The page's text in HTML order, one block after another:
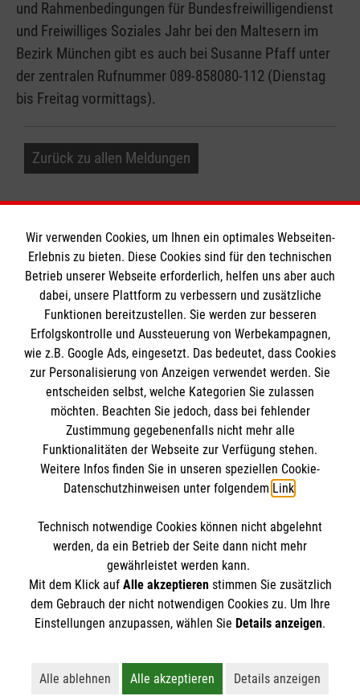
und Rahmenbedingungen für Bundesfreiwilligendienst
und Freiwilliges Soziales Jahr bei den Maltesern im
Bezirk München gibt es auch bei Susanne Pfaff unter
der zentralen Rufnummer 089-858080-112 (Dienstag
bis Freitag vormittags).
Zurück zu allen Meldungen
Informationen
Impressum
Datenschutz
Kontakt
Barrierefreiheit
Die Malteser
Malteser in Deutschland
Malteserorden
Sharepoint
Spendenkonto
Bank:PAX Bank für Kirche und Caritas eG
DE12370601201201213556
BIC: GENODED1PA7
So finden Sie uns
Tölzer Str. 10a
82024 Taufkirchen
Email:einsatzdienst.taufkirchen@malteser.org
Der Malteser Hilfsdienst e.V. ist als eingetragene
Gewerbesteuer befreit.
Wir verwenden Cookies, um Ihnen ein optimales Webseiten-
Erlebnis zu bieten. Diese Cookies sind für den technischen
Betrieb unserer Webseite erforderlich, helfen uns aber auch
dabei, unsere Plattform zu verbessern und zusätzliche
Funktionen bereitzustellen. Sie werden zur besseren
Erfolgskontrolle und Aussteuerung von Werbekampagnen,
wie z.B. Google Ads, eingesetzt. Das bedeutet, dass Cookies
zur Personalisierung von Anzeigen verwendet werden. Sie
entscheiden selbst, welche Kategorien Sie zulassen
möchten. Beachten Sie jedoch, dass bei fehlender
Zustimmung gegebenenfalls nicht mehr alle
Funktionalitäten der Webseite zur Verfügung stehen.
Weitere Infos finden Sie in unseren speziellen Cookie-
Datenschutzhinweisen unter folgendem Link.
Technisch notwendige Cookies können nicht abgelehnt
werden, da ein Betrieb der Seite dann nicht mehr
gewährleistet werden kann.
Mit dem Klick auf Alle akzeptierenstimmen Sie zusätzlich
dem Gebrauch der nicht notwendigen Cookies zu. Um Ihre
Einstellungen anzupassen, wählen Sie Details anzeigen.
Alle ablehnen
Alle akzeptieren
Details anzeigen